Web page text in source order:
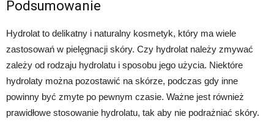
Podsumowanie
Hydrolat to delikatny i naturalny kosmetyk, który ma wiele
zastosowań w pielęgnacji skóry. Czy hydrolat należy zmywać
zależy od rodzaju hydrolatu i sposobu jego użycia. Niektóre
hydrolaty można pozostawić na skórze, podczas gdy inne
powinny być zmyte po pewnym czasie. Ważne jest również
prawidłowe stosowanie hydrolatu, tak aby nie podrażniać skóry.